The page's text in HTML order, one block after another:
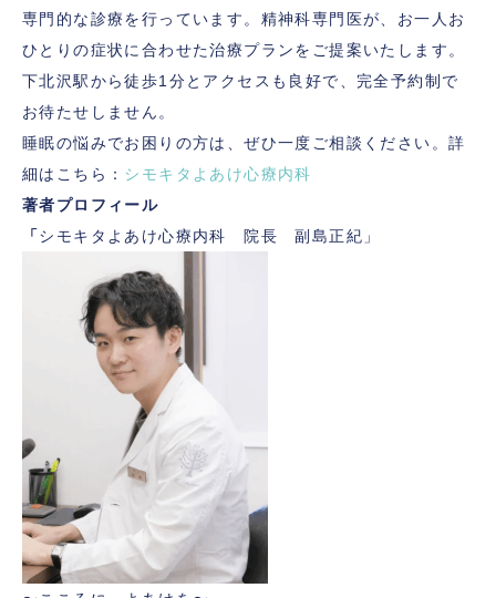
専門的な診療を行っています。精神科専門医が、お一人お
ひとりの症状に合わせた治療プランをご提案いたします。
下北沢駅から徒歩1分とアクセスも良好で、完全予約制で
お待たせしません。
睡眠の悩みでお困りの方は、ぜひ一度ご相談ください。詳
細はこちら： シモキタよあけ心療内科
著者プロフィール
「シモキタよあけ心療内科 院長 副島正紀」